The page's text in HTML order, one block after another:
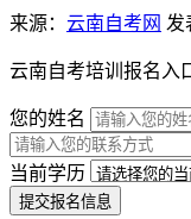
来源： 云南自考网 发
云南自考培训报名入
您的姓名
当前学历
提交报名信息